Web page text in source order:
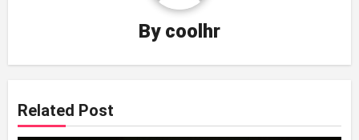
By coolhr
Related Post